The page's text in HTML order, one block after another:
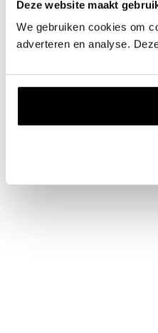
Deze website maakt
We gebruiken cookies om
adverteren en analyse.